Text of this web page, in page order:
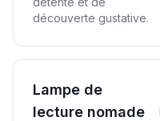
découverte gustative.
Lampe de
lecture nomade